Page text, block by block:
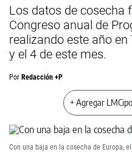
Los datos de cosecha
Congreso anual de
realizando este año en
y el 4 de este mes.
Por Redacción +P
+ Agregar
Con una baja en la cosecha de Europa,